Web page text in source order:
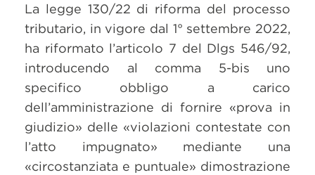
La legge 130/22 di riforma del processo
tributario, in vigore dal 1° settembre 2022,
ha riformato l’articolo 7 del Dlgs 546/92,
introducendo al comma 5-bis uno
specifico obbligo a carico
dell’amministrazione di fornire «prova in
giudizio» delle «violazioni contestate con
l’atto impugnato» mediante una
«circostanziata e puntuale» dimostrazione